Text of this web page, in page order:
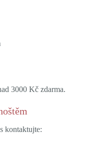
3000 Kč zdarma.
kontaktujte: